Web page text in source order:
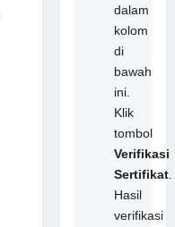
dalam
kolom
di
bawah
ini.
Klik
tombol
Verifikasi
Sertifikat.
Hasil
verifikasi